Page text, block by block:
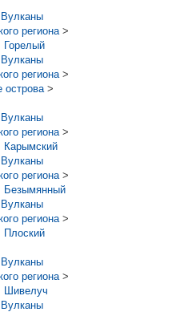
региона >
Горелый
региона >
острова >
региона >
Карымский
региона >
Безымянный
региона >
Плоский
региона >
Шивелуч